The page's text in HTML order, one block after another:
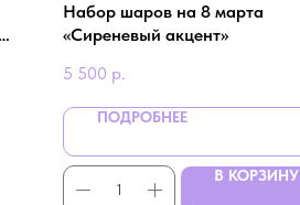
Набор шаров на 8 марта
«Сиреневый акцент»
5 500 р.
ПОДРОБНЕЕ
В КОРЗИНУ